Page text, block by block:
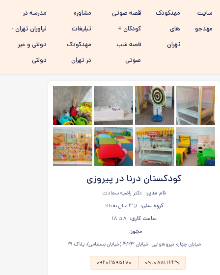
سایت
مهدجو
مهدکودک
های
تهران
قصه صوتی
کودکان +
قصه شب
صوتی
مشاوره
تبلیغات
مهدکودک
در تهران
مدرسه در
نیاوران تهران -
دولتی و غیر
دولتی
کودکستان درنا در پیروزی
نام مدیر: دکتر راضیه سعادت
گروه سنی: از ۳ سال به بالا
ساعت کاری: ۸ تا ۱۸
مجوز:
خیابان چهارم نیروهوایی، خیابان ۴/۲۳ (خیابان بسطامی)، پلاک ۲۹
۰۹۱۰۸۸۱۱۲۳۹ ۰۹۲۰۲۵۹۵۱۷۰